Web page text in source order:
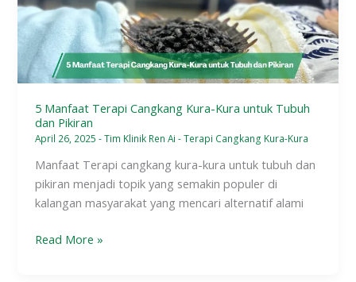
5 Manfaat Terapi Cangkang Kura-Kura untuk Tubuh
dan Pikiran
April 26, 2025-Tim Klinik Ren Ai-Terapi Cangkang Kura-Kura
Manfaat Terapi cangkang kura-kura untuk tubuh dan
pikiran menjadi topik yang semakin populer di
kalangan masyarakat yang mencari alternatif alami
Kura
untuk
Tubuh
dan
Pikiran
Read More »